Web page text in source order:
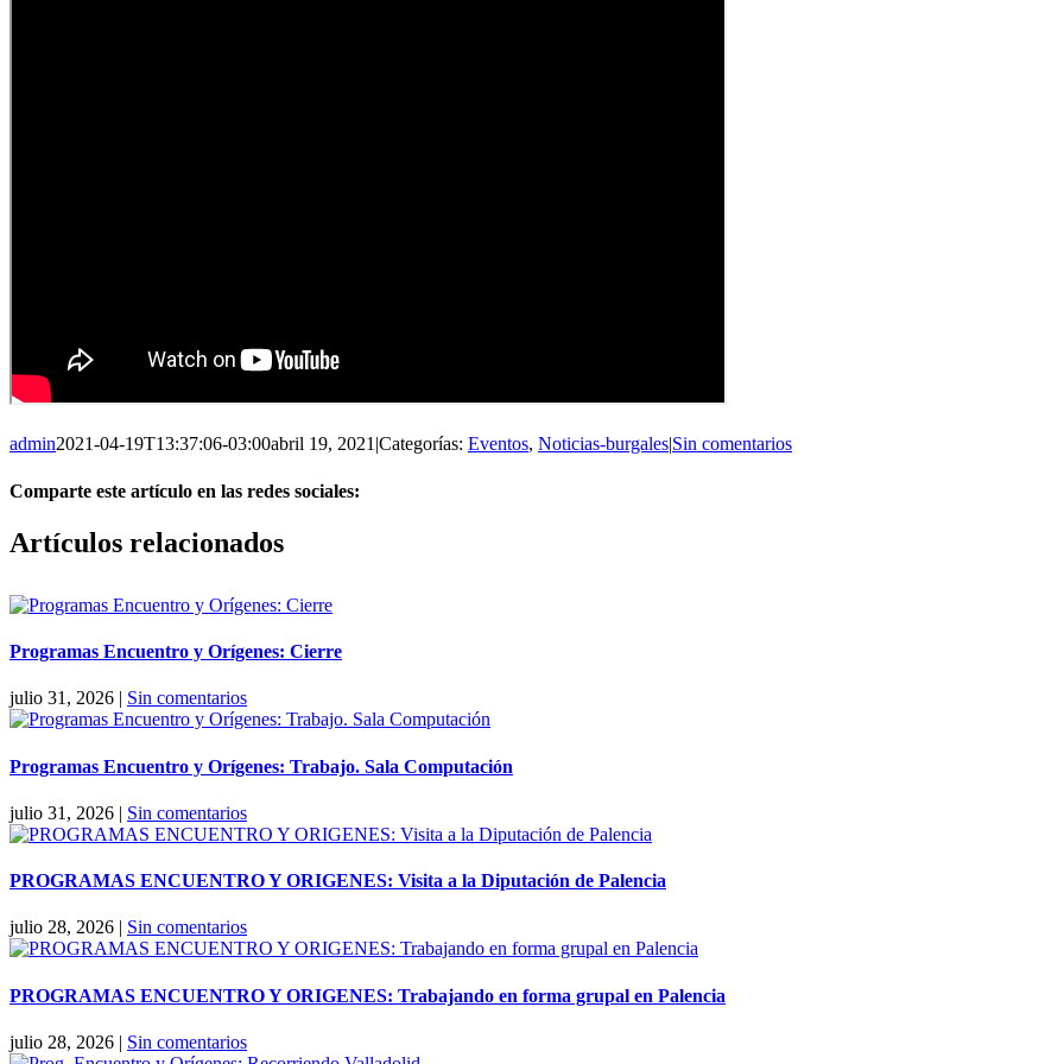
admin2021-04-19T13:37:06-03:00abril 19, 2021 |Categorías: Eventos, Noticias-burgales|Sin comentarios
Comparte este artículo en las redes sociales:
Facebook
X
Reddit
LinkedIn
Pinterest
Vk
Artículos relacionados
Programas Encuentro y Orígenes: Cierre
julio 31, 2026 | Sin comentarios
Programas Encuentro y Orígenes: Trabajo. Sala Computación
julio 31, 2026 | Sin comentarios
PROGRAMAS ENCUENTRO Y ORIGENES: Visita a la Diputación de Palencia
julio 28, 2026 | Sin comentarios
PROGRAMAS ENCUENTRO Y ORIGENES: Trabajando en forma grupal en Palencia
julio 28, 2026 | Sin comentarios